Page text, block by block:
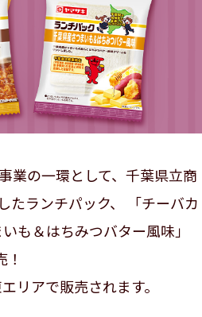
業の一環として、 千葉県立商
ランチパック、
「チーバカ
も＆はちみつバター風味」
リアで販売されます。